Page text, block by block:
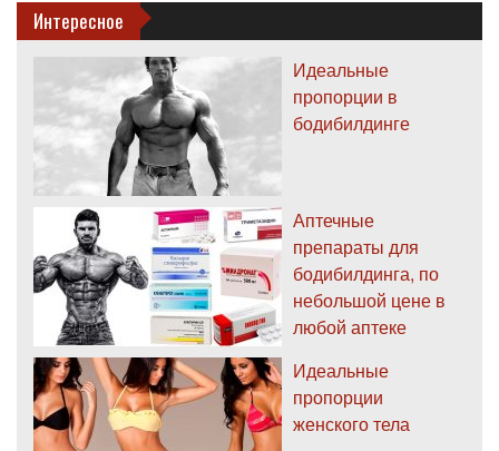
Интересное
Идеальные
пропорции в
бодибилдинге
Аптечные
препараты для
бодибилдинга, по
небольшой цене в
любой аптеке
Идеальные
пропорции
женского тела